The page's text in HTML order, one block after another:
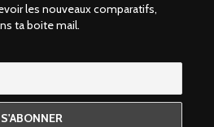
les nouveaux comparatifs,
ta boite mail.